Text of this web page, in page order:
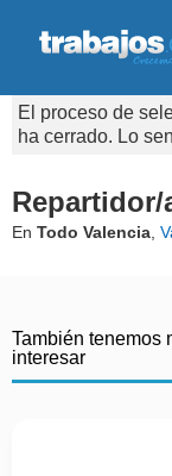
El proceso de
ha cerrado. Lo
Repartidor/
En Todo Valencia
También tenemos
interesar